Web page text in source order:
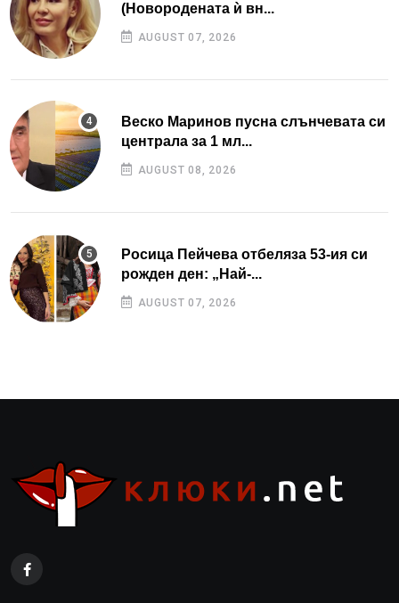
(Новородената ѝ вн...
AUGUST 07, 2026
Веско Маринов пусна слънчевата си
централа за 1 мл...
AUGUST 08, 2026
Росица Пейчева отбеляза 53-ия си
рожден ден: „Най-...
AUGUST 07, 2026